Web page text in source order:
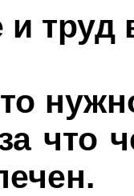
труд
что